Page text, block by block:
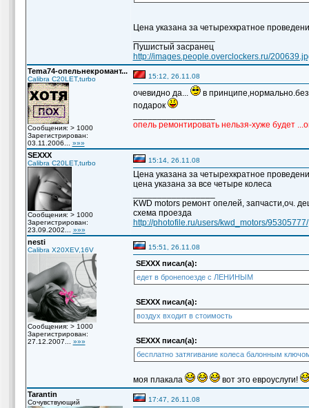
Цена указана за четырехкратное
Пушистый засранец
http://images.people.overclockers.ru/
Temа74-опельнекромант...
Calibra C20LET,turbo
Сообщения: > 1000
Зарегистрирован:
03.11.2006... »»»
15:12, 26.11.08
очевидно да...
в принципе,нормально.без
подарок
опель ремонтировать нельзя-хуже будет
SEXXX
Calibra C20LET,turbo
Сообщения: > 1000
Зарегистрирован:
23.09.2002... »»»
15:14, 26.11.08
Цена указана за четырехкратное
цена указана за все четыре колеса
KWD motors ремонт опелей, запчасти,оч.
схема проезда
http://photofile.ru/users/kwd_motors/95305777/
nesti
Calibra X20XEV,16V
Сообщения: > 1000
Зарегистрирован:
27.12.2007... »»»
15:51, 26.11.08
SEXXX писал(а):
едет в бронепоезде с ЛЕНИНЫМ
SEXXX писал(а):
воздух входит в стоимость
SEXXX писал(а):
бесплатно затягивание колеса балонным
моя плакала вот это евроуслуги!
Tarantin
Сочувствующий 17:47, 26.11.08